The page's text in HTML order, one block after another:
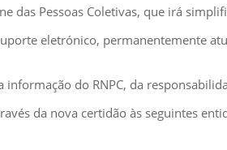
das Pessoas Coletivas, que irá
eletrónico, permanentemente
do RNPC, da
da nova certidão às seguintes